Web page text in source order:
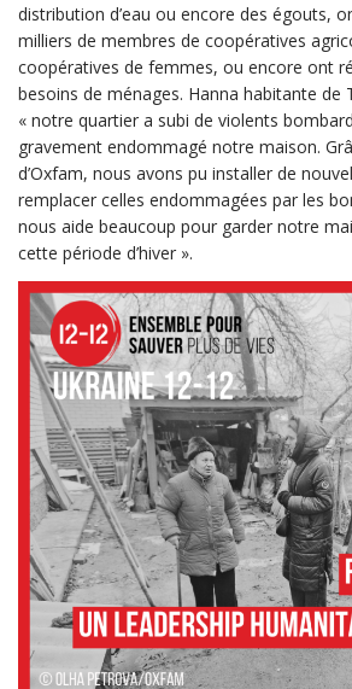
distribution d’eau ou encore des égouts,
milliers de membres de coopératives
coopératives de femmes, ou encore ont
besoins de ménages. Hanna habitante de
« notre quartier a subi de violents
gravement endommagé notre maison.
d’Oxfam, nous avons pu installer de
remplacer celles endommagées par les
nous aide beaucoup pour garder notre
cette période d’hiver ».